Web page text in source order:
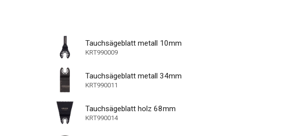
Tauchsägeblatt metall 10mm
KRT990009
Tauchsägeblatt metall 34mm
KRT990011
Tauchsägeblatt holz 68mm
KRT990014